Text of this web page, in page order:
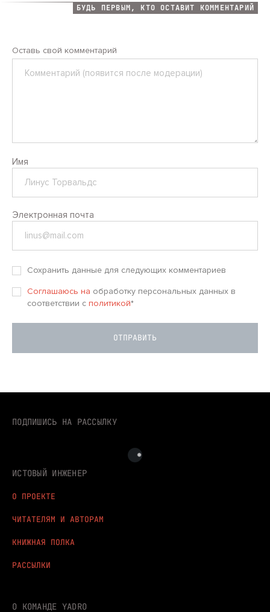
БУДЬ ПЕРВЫМ, КТО ОСТАВИТ КОММЕНТАРИЙ
Оставь свой комментарий
Комментарий
Имя
Электронная почта
Сохранить данные для следующих комментариев
Соглашаюсь на обработку персональных данных в
соответствии сполитикой*
ИСТОВЫЙ ИНЖЕНЕР
О ПРОЕКТЕ
ЧИТАТЕЛЯМ И АВТОРАМ
КНИЖНАЯ ПОЛКА
РАССЫЛКИ
О КОМАНДЕ YADRO
ПОДПИШИСЬ НА РАССЫЛКУ